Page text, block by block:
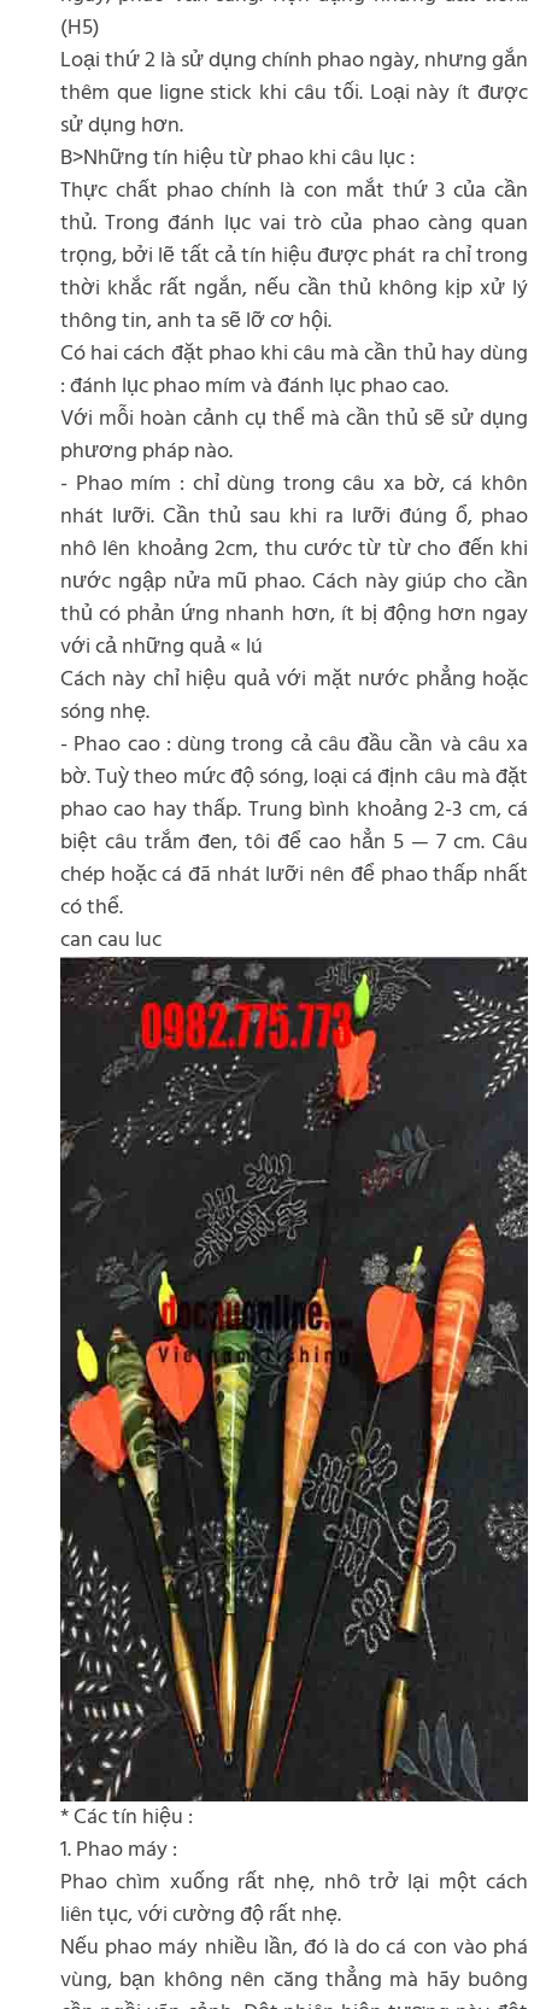
(H5)
Loại thứ 2 là sử dụng chính phao ngày, nhưng gắn
thêm que ligne stick khi câu tối. Loại này ít được
sử dụng hơn.
B>Những tín hiệu từ phao khi câu lục :
Thực chất phao chính là con mắt thứ 3 của cần
thủ. Trong đánh lục vai trò của phao càng quan
trọng, bởi lẽ tất cả tín hiệu được phát ra chỉ trong
thời khắc rất ngắn, nếu cần thủ không kịp xử lý
thông tin, anh ta sẽ lỡ cơ hội.
Có hai cách đặt phao khi câu mà cần thủ hay dùng
: đánh lục phao mím và đánh lục phao cao.
Với mỗi hoàn cảnh cụ thể mà cần thủ sẽ sử dụng
phương pháp nào.
- Phao mím : chỉ dùng trong câu xa bờ, cá khôn
nhát lưỡi. Cần thủ sau khi ra lưỡi đúng ổ, phao
nhô lên khoảng 2cm, thu cước từ từ cho đến khi
nước ngập nửa mũ phao. Cách này giúp cho cần
thủ có phản ứng nhanh hơn, ít bị động hơn ngay
với cả những quả « lú
Cách này chỉ hiệu quả với mặt nước phẳng hoặc
sóng nhẹ.
- Phao cao : dùng trong cả câu đầu cần và câu xa
bờ. Tuỳ theo mức độ sóng, loại cá định câu mà đặt
phao cao hay thấp. Trung bình khoảng 2-3 cm, cá
biệt câu trắm đen, tôi để cao hẳn 5 — 7 cm. Câu
chép hoặc cá đã nhát lưỡi nên để phao thấp nhất
có thể.
can cau luc
* Các tín hiệu :
1. Phao máy :
Phao chìm xuống rất nhẹ, nhô trở lại một cách
liên tục, với cường độ rất nhẹ.
Nếu phao máy nhiều lần, đó là do cá con vào phá
vùng, bạn không nên căng thẳng mà hãy buông